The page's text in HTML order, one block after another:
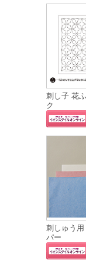
刺し子 花
ク
刺しゅう
パー